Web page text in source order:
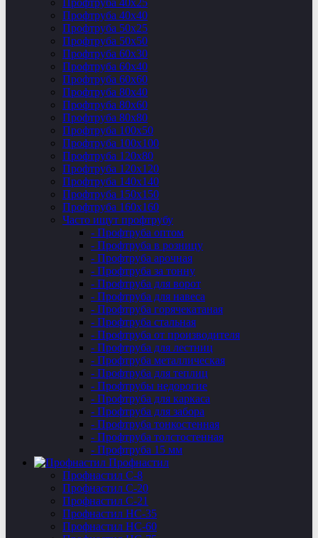
Профтруба 40х25
Профтруба 40х40
Профтруба 50х25
Профтруба 50х50
Профтруба 60х30
Профтруба 60х40
Профтруба 60х60
Профтруба 80х40
Профтруба 80х60
Профтруба 80х80
Профтруба 100х50
Профтруба 100х100
Профтруба 120х80
Профтруба 120х120
Профтруба 140х140
Профтруба 150х150
Профтруба 160х160
Часто ищут профтрубу
- Профтруба оптом
- Профтруба в розницу
- Профтруба арочная
- Профтруба за тонну
- Профтруба для ворот
- Профтруба для навеса
- Профтруба горячекатаная
- Профтруба стальная
- Профтруба от производителя
- Профтруба для лестниц
- Профтруба металлическая
- Профтруба для теплиц
- Профтрубы недорогие
- Профтруба для каркаса
- Профтруба для забора
- Профтруба тонкостенная
- Профтруба толстостенная
- Профтруба 15 мм
Профнастил
Профнастил C-8
Профнастил С-20
Профнастил C-21
Профнастил НС-35
Профнастил НС-60